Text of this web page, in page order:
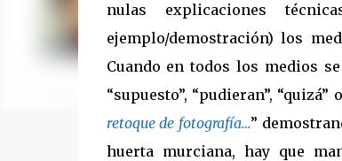
nulas explicaciones
ejemplo/demostración) los
Cuando en todos los medios
“supuesto”, “pudieran”,
retoque de fotografía…”
huerta murciana, hay que